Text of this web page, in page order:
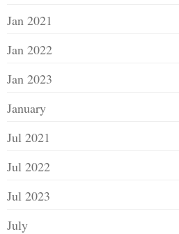
Jan 2021
Jan 2022
Jan 2023
January
Jul 2021
Jul 2022
Jul 2023
July